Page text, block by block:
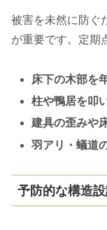
被害を未然に防ぐ
が重要です。定期
床下の木部を
柱や鴨居を叩
建具の歪みや
羽アリ・蟻道
予防的な構造